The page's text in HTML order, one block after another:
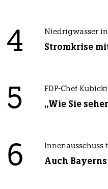
4 Niedrigwasser
Stromkrise
5 FDP-Chef
„Wie Sie
6 Innenausschuss
Auch